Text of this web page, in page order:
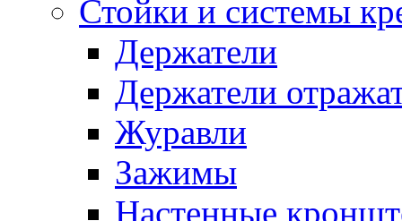
Стойки и системы
Держатели
Держатели
Журавли
Зажимы
Настенные